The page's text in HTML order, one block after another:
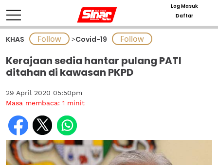
Log Masuk
Daftar
KHAS >Covid-19
Kerajaan sedia hantar pulang PATI
ditahan di kawasan PKPD
29 April 2020 05:50pm
Masa membaca: 1 minit